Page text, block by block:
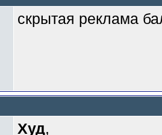
cкрытая реклама
Худ,